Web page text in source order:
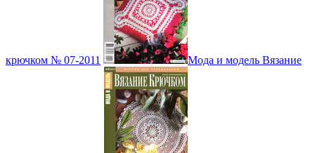
крючком № 07-2011 Мода и модель Вязание